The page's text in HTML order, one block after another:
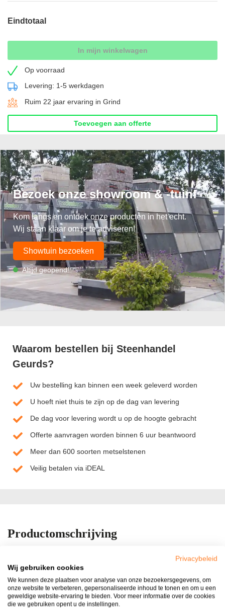
Eindtotaal
In mijn winkelwagen
Op voorraad
Levering: 1-5 werkdagen
Ruim 22 jaar ervaring in Grind
Toevoegen aan offerte
Bezoek onze showroom & -tuin!
Kom langs en ontdek onze producten in het echt.
Wij staan klaar om je te adviseren!
Showtuin bezoeken
Altijd geopend!
Waarom bestellen bij Steenhandel
Geurds?
Uw bestelling kan binnen een week geleverd worden
U hoeft niet thuis te zijn op de dag van levering
De dag voor levering wordt u op de hoogte gebracht
Offerte aanvragen worden binnen 6 uur beantwoord
Meer dan 600 soorten metselstenen
Veilig betalen via iDEAL
Productomschrijving
Mediterranea split (of Mediteranee split) is een fraaie siersplit met
Mediterranea split staat uiteraard prachtig in mediterrane of andere
zuidelijk ingerichte tuinen, maar fleurt ook andere stijlen tuinen
Privacybeleid
Wij gebruiken cookies
We kunnen deze plaatsen voor analyse van onze bezoekersgegevens, om
onze website te verbeteren, gepersonaliseerde inhoud te tonen en om u een
geweldige website-ervaring te bieden. Voor meer informatie over de cookies
die we gebruiken opent u de instellingen.